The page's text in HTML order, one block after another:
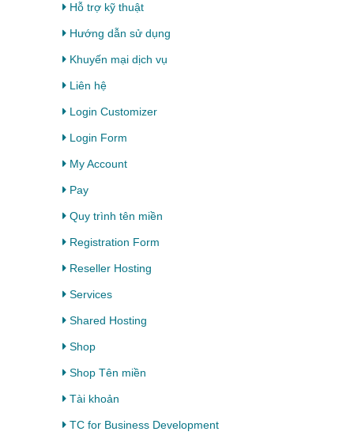
Hỗ trợ kỹ thuật
Hướng dẫn sử dụng
Khuyến mại dịch vụ
Liên hệ
Login Customizer
Login Form
My Account
Pay
Quy trình tên miền
Registration Form
Reseller Hosting
Services
Shared Hosting
Shop
Shop Tên miền
Tài khoản
TC for Business Development